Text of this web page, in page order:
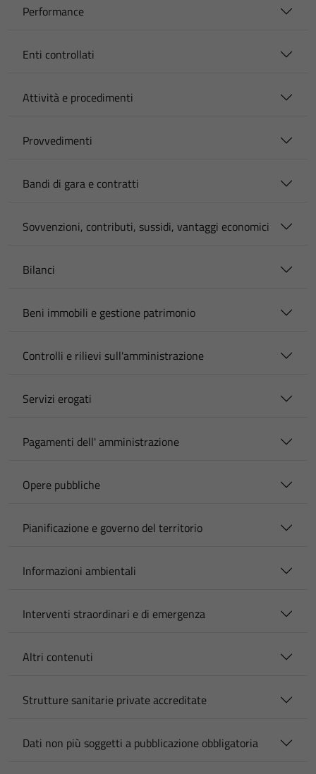
Performance
Enti controllati
Attività e procedimenti
Provvedimenti
Bandi di gara e contratti
Sovvenzioni, contributi, sussidi, vantaggi economici
Bilanci
Beni immobili e gestione patrimonio
Controlli e rilievi sull'amministrazione
Servizi erogati
Pagamenti dell' amministrazione
Opere pubbliche
Pianificazione e governo del territorio
Informazioni ambientali
Interventi straordinari e di emergenza
Altri contenuti
Strutture sanitarie private accreditate
Dati non più soggetti a pubblicazione obbligatoria